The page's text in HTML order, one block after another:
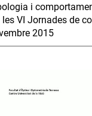
i
VI Jornades de
2015